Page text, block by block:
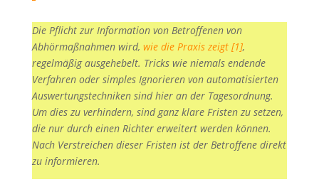
Die Pflicht zur Information von Betroffenen von
Abhörmaßnahmen wird, wie die Praxis zeigt [1],
regelmäßig ausgehebelt. Tricks wie niemals endende
Verfahren oder simples Ignorieren von automatisierten
Auswertungstechniken sind hier an der Tagesordnung.
Um dies zu verhindern, sind ganz klare Fristen zu setzen,
die nur durch einen Richter erweitert werden können.
Nach Verstreichen dieser Fristen ist der Betroffene direkt
zu informieren.